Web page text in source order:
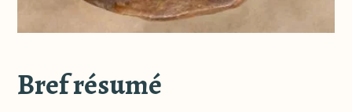
Bref résumé